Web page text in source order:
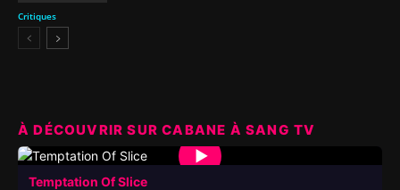
Critiques
À DÉCOUVRIR SUR CABANE À SANG TV
▶
Temptation Of Slice